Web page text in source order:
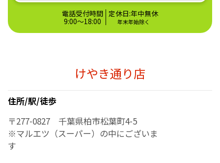
電話受付時間
9:00～18:00
定休日:年中無休
年末年始除く
けやき通り店
住所/駅/徒歩
〒277-0827 千葉県柏市松葉町4-5
※マルエツ（スーパー）の中にございま
す